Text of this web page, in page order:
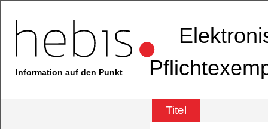
Information auf den Punkt
Titel